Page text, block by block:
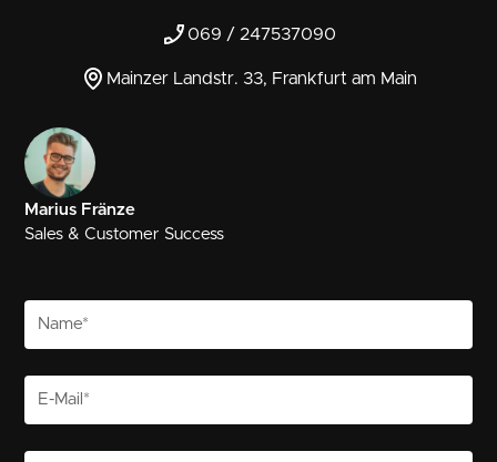
069 / 247537090
Mainzer Landstr. 33, Frankfurt am Main
Marius Fränze
Sales & Customer Success